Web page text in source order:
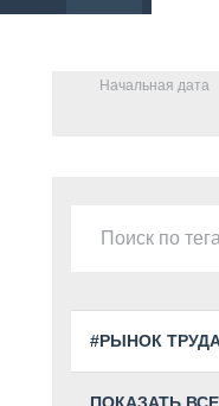
Начальная дата
#РЫНОК